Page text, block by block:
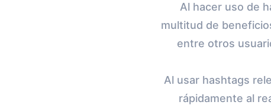
Al hacer uso de
multitud de
entre otros
Al usar hashtags
rápidamente al